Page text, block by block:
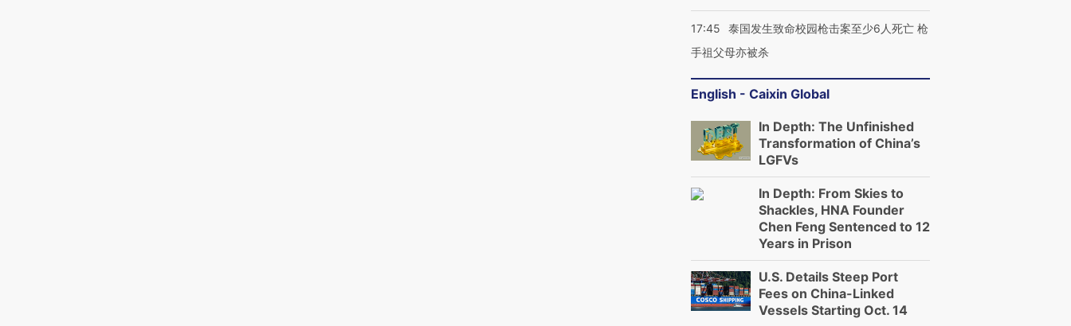
17:45
泰国发生致命校园枪击案至少6人死亡 枪
手祖父母亦被杀
English - Caixin Global
In Depth: The Unfinished
Transformation of China’s
LGFVs
In Depth: From Skies to
Shackles, HNA Founder
Chen Feng Sentenced to 12
Years in Prison
U.S. Details Steep Port
Fees on China-Linked
Vessels Starting Oct. 14